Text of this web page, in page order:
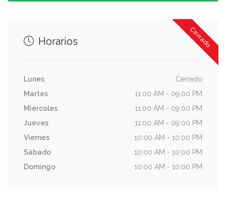
Cerrado
Horarios
Lunes
Cerrado
Martes
11:00 AM - 09:00 PM
Miércoles
11:00 AM - 09:00 PM
Jueves
11:00 AM - 09:00 PM
Viernes
10:00 AM - 10:00 PM
Sábado
10:00 AM - 10:00 PM
Domingo
10:00 AM - 10:00 PM